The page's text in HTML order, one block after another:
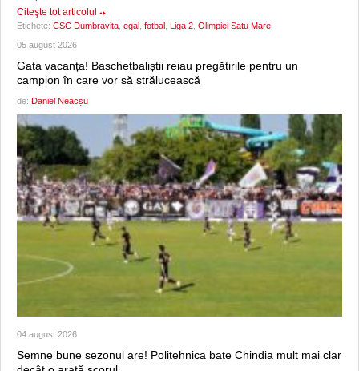
Citeşte tot articolul
Etichete: CSC Dumbravita, egal , fotbal , Liga 2, Olimpiei Satu Mare
05 august 2026
Gata vacanța! Baschetbaliștii reiau pregătirile pentru un
campion în care vor să strălucească
de: Daniel Neacșu
04 august 2026
Semne bune sezonul are! Politehnica bate Chindia mult mai clar